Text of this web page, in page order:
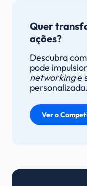
Quer
ações?
Descubra
pode
networkinge
personalizada.
Ver o